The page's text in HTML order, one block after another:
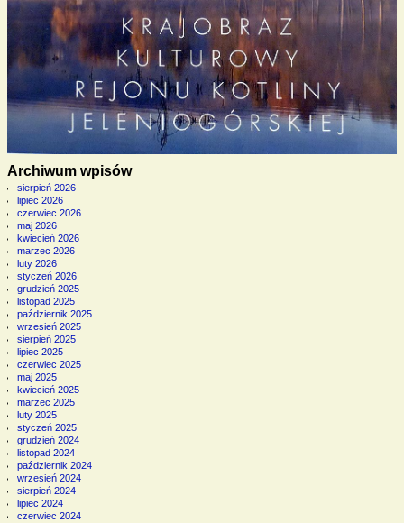
Archiwum wpisów
sierpień 2026
lipiec 2026
czerwiec 2026
maj 2026
kwiecień 2026
marzec 2026
luty 2026
styczeń 2026
grudzień 2025
listopad 2025
październik 2025
wrzesień 2025
sierpień 2025
lipiec 2025
czerwiec 2025
maj 2025
kwiecień 2025
marzec 2025
luty 2025
styczeń 2025
grudzień 2024
listopad 2024
październik 2024
wrzesień 2024
sierpień 2024
lipiec 2024
czerwiec 2024